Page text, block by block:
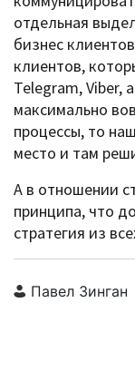
отдельная
бизнес
клиентов,
Telegram, Viber,
максимально
процессы, то
место и там
А в отношении
принципа, что
стратегия из
Павел Зинган